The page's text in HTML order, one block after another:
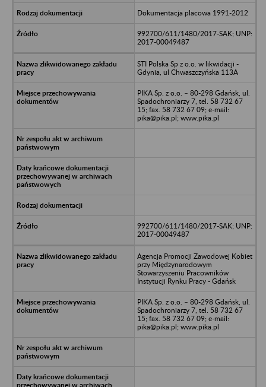
Dokumentacja placowa 1991-2012
992700/611/1480/2017-SAK; UNP:
2017-00049487
STI Polska Sp z o.o. w likwidacji -
Gdynia, ul Chwaszczyńska 113A
PIKA Sp. z o.o. – 80-298 Gdańsk, ul.
Spadochroniarzy 7, tel. 58 732 67
15; fax. 58 732 67 09; e-mail:
pika@pika.pl; www.pika.pl
992700/611/1480/2017-SAK; UNP:
2017-00049487
Agencja Promocji Zawodowej Kobiet
przy Międzynarodowym
Stowarzyszeniu Pracowników
Instytucji Rynku Pracy - Gdańsk
PIKA Sp. z o.o. – 80-298 Gdańsk, ul.
Spadochroniarzy 7, tel. 58 732 67
15; fax. 58 732 67 09; e-mail:
pika@pika.pl; www.pika.pl